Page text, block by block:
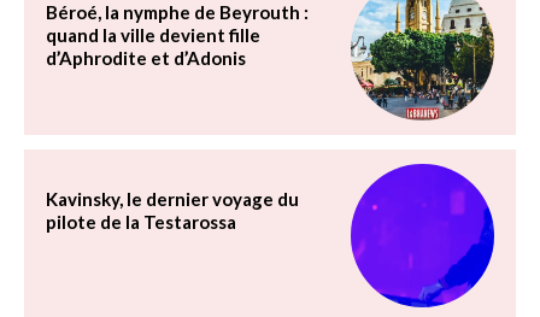
Béroé, la nymphe de Beyrouth :
quand la ville devient fille
d’Aphrodite et d’Adonis
Kavinsky, le dernier voyage du
pilote de la Testarossa